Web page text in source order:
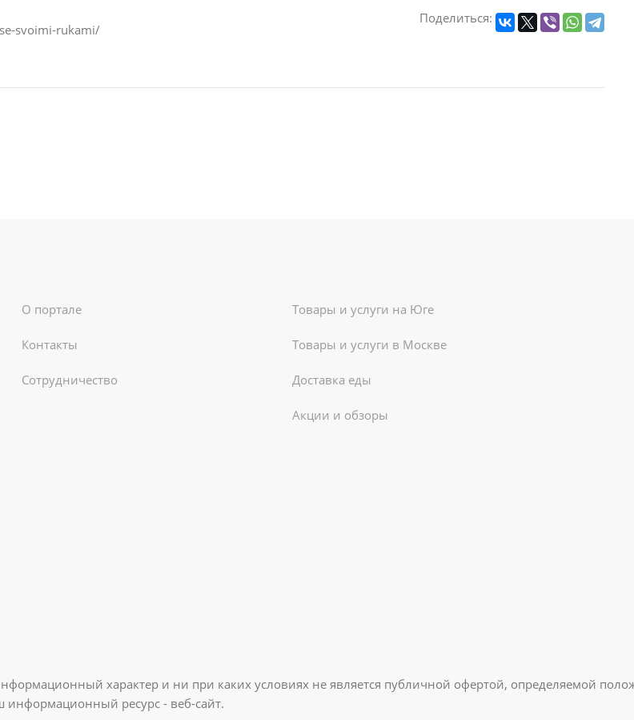
svoimi-rukami/
Поделиться:
О портале
Контакты
Сотрудничество
Товары и услуги на Юге
Товары и услуги в Москве
Доставка еды
Акции и обзоры
характер и ни при каких условиях не является публичной офертой, определяемой
информационный ресурс - веб-сайт.